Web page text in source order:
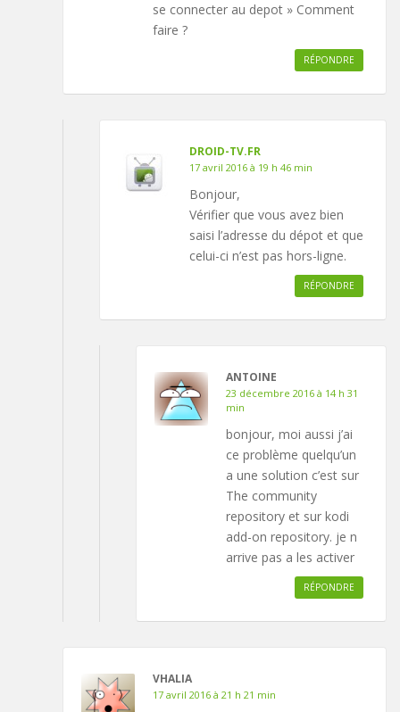
se connecter au depot » Comment
faire ?
RÉPONDRE
DROID-TV.FR
17 avril 2016 à 19 h 46 min
Bonjour,
Vérifier que vous avez bien
saisi l’adresse du dépot et que
celui-ci n’est pas hors-ligne.
RÉPONDRE
ANTOINE
23 décembre 2016 à 14 h 31
min
bonjour, moi aussi j’ai
ce problème quelqu’un
a une solution c’est sur
The community
repository et sur kodi
add-on repository. je n
arrive pas a les activer
RÉPONDRE
VHALIA
17 avril 2016 à 21 h 21 min